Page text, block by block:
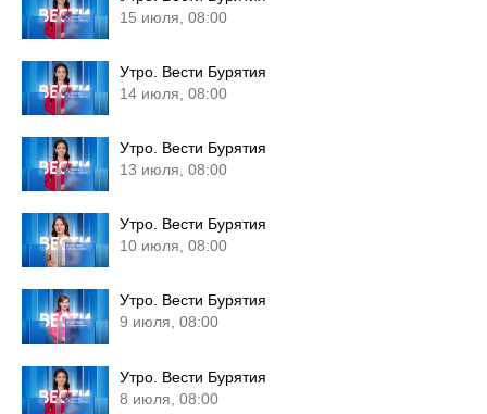
15 июля, 08:00
Утро. Вести Бурятия
14 июля, 08:00
Утро. Вести Бурятия
13 июля, 08:00
Утро. Вести Бурятия
10 июля, 08:00
Утро. Вести Бурятия
9 июля, 08:00
Утро. Вести Бурятия
8 июля, 08:00